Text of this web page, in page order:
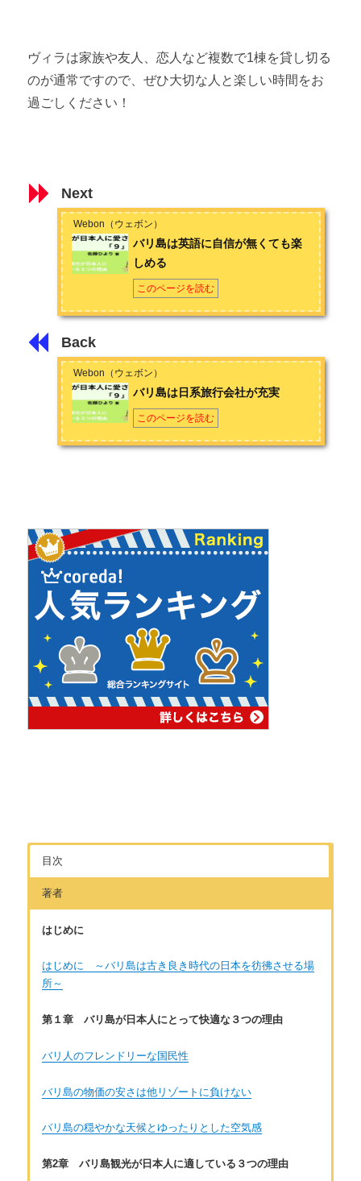
ヴィラは家族や友人、恋人など複数で1棟を貸し切る
のが通常ですので、ぜひ大切な人と楽しい時間をお
過ごしください！
Next
Webon（ウェボン）
バリ島は英語に自信が無くても楽
しめる
このページを読む
Back
Webon（ウェボン）
バリ島は日系旅行会社が充実
このページを読む
目次
著者
はじめに
はじめに ～バリ島は古き良き時代の日本を彷彿させる場
所～
第１章 バリ島が日本人にとって快適な３つの理由
バリ人のフレンドリーな国民性
バリ島の物価の安さは他リゾートに負けない
バリ島の穏やかな天候とゆったりとした空気感
第2章 バリ島観光が日本人に適している３つの理由